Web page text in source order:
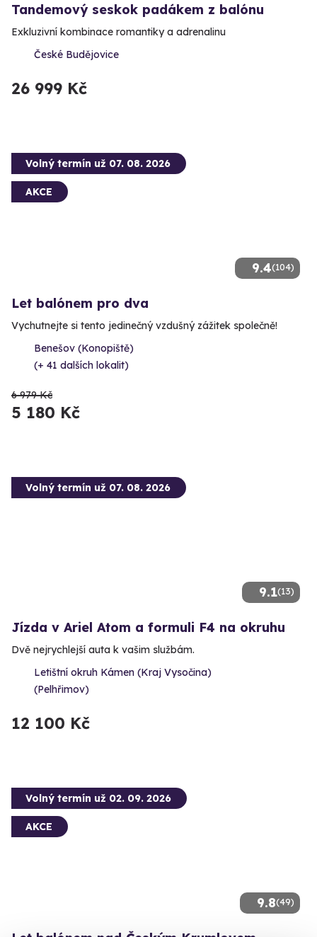
Tandemový seskok padákem z balónu
Exkluzivní kombinace romantiky a adrenalinu
České Budějovice
26 999 Kč
9.4(104)
Volný termín už 07. 08. 2026
AKCE
Let balónem pro dva
Vychutnejte si tento jedinečný vzdušný zážitek společně!
Benešov (Konopiště)
(+ 41 dalších lokalit)
6 979 Kč
5 180 Kč
9.1(13)
Volný termín už 07. 08. 2026
Jízda v Ariel Atom a formuli F4 na okruhu
Dvě nejrychlejší auta k vašim službám.
Letištní okruh Kámen (Kraj Vysočina)
(Pelhřimov)
12 100 Kč
9.8(49)
Volný termín už 02. 09. 2026
AKCE